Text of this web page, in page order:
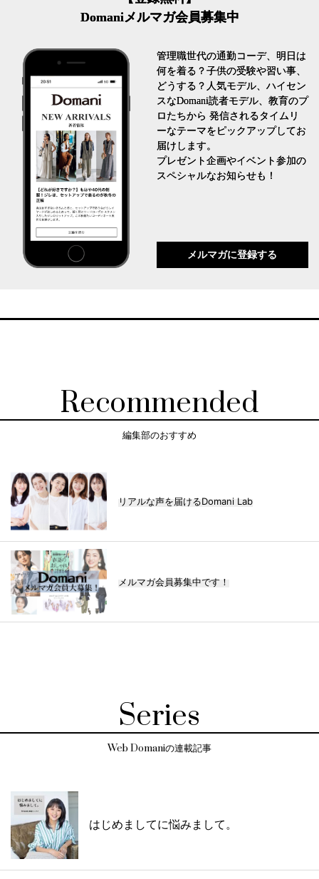
Domaniメルマガ会員募集中
管理職世代の通勤コーデ、明日は
何を着る？子供の受験や習い事、
どうする？人気モデル、ハイセン
スなDomani読者モデル、教育のプ
ロたちから 発信されるタイムリ
ーなテーマをピックアップしてお
届けします。
プレゼント企画やイベント参加の
スペシャルなお知らせも！
メルマガに登録する
Recommended
編集部のおすすめ
リアルな声を届けるDomani Lab
メルマガ会員募集中です！
Series
Web Domaniの連載記事
はじめましてに悩みまして。